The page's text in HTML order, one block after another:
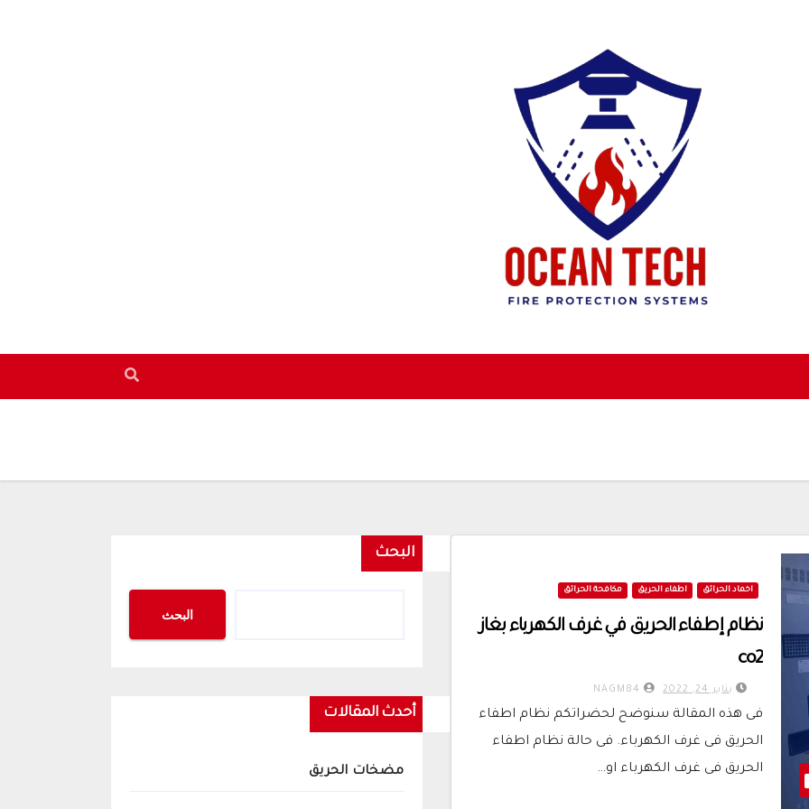
اخماد الحرائق اطفاء الحريق مكافحة الحرائق
نظام إطفاء الحريق في غرف الكهرباء بغاز
co2
يناير 24, 2022 NAGM84
فى هذه المقالة سنوضح لحضراتكم نظام اطفاء
الحريق فى غرف الكهرباء. فى حالة نظام اطفاء
الحريق فى غرف الكهرباء او…
البحث
البحث
أحدث المقالات
مضخات الحريق